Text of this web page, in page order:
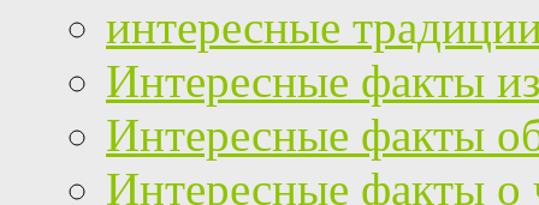
интересные
Интересные факты
Интересные факты
Интересные факты о